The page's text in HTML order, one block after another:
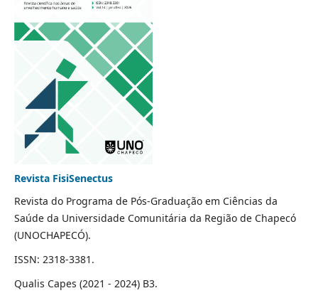
Revista FisiSenectus
Revista do Programa de Pós-Graduação em Ciências da
Saúde da Universidade Comunitária da Região de Chapecó
(UNOCHAPECÓ).
ISSN: 2318-3381.
Qualis Capes (2021 - 2024) B3.